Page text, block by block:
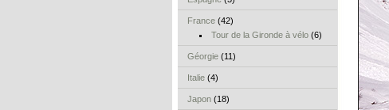
France (42)
Tour de la Gironde à vélo(6)
Géorgie (11)
Italie (4)
Japon (18)